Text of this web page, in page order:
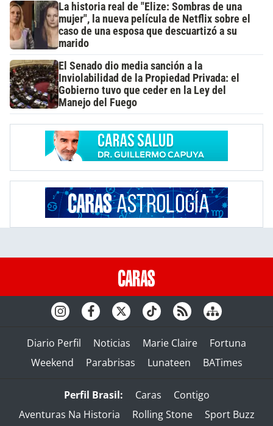
La historia real de "Elize: Sombras de una
mujer", la nueva película de Netflix sobre el
caso de una esposa que descuartizó a su
marido
El Senado dio media sanción a la
Inviolabilidad de la Propiedad Privada: el
Gobierno tuvo que ceder en la Ley del
Manejo del Fuego
Diario Perfil Noticias Marie Claire
Fortuna
Weekend
Parabrisas Lunateen BATimes
Perfil Brasil: Caras
Contigo
Aventuras Na Historia
Rolling Stone Sport Buzz